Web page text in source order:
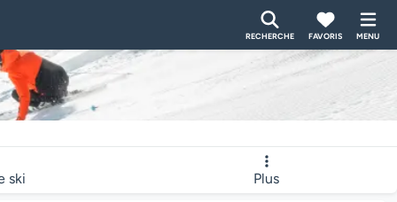
RECHERCHE FAVORIS MENU
ski Plus